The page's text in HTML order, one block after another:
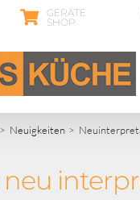
GERÄTE
SHOP
Neuigkeiten
neu